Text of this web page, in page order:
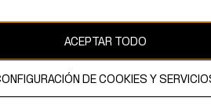
& Mauritz AB
ACEPTAR TODO
DE COOKIES Y